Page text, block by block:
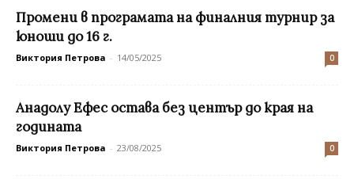
Промени в програмата на финалния турнир за
юноши до 16 г.
Виктория Петрова - 14/05/2025 0
Анадолу Ефес остава без център до края на
годината
Виктория Петрова - 23/08/2025 0